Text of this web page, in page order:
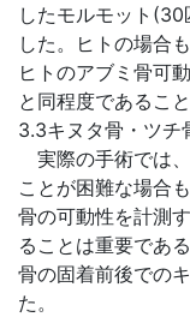
したモルモット
した。ヒトの場合
ヒトのアブミ骨可
と同程度であるこ
3.3キヌタ骨・ツチ
実際の手術では
ことが困難な場合
骨の可動性を計測
ることは重要であ
骨の固着前後での
た。